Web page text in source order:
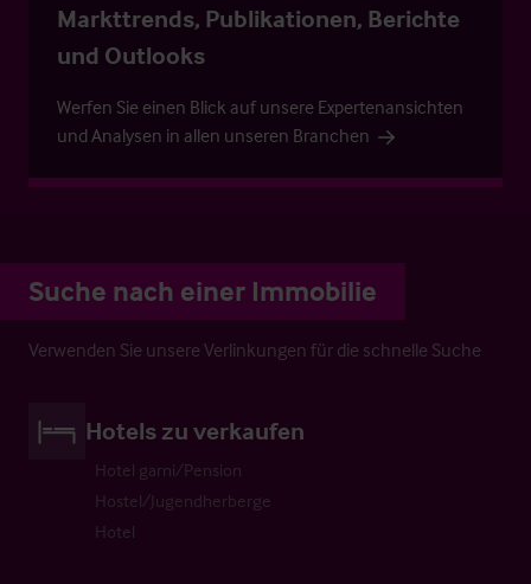
Markttrends, Publikationen, Berichte
und Outlooks
Werfen Sie einen Blick auf unsere Expertenansichten
und Analysen in allen unseren Branchen
Suche nach einer Immobilie
Verwenden Sie unsere Verlinkungen für die schnelle Suche
Hotels zu verkaufen
Hotel garni/Pension
Hostel/Jugendherberge
Hotel